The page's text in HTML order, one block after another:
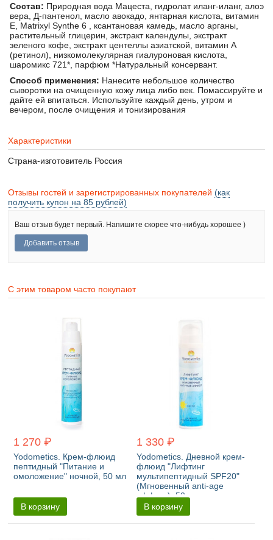
Состав: Природная вода Мацеста, гидролат иланг-иланг, алоэ
вера, Д-пантенол, масло авокадо, янтарная кислота, витамин
Е, Matrixyl Synthe 6 , ксантановая камедь, масло арганы,
растительный глицерин, экстракт календулы, экстракт
зеленого кофе, экстракт центеллы азиатской, витамин А
(ретинол), низкомолекулярная гиалуроновая кислота,
шаромикс 721*, парфюм *Натуральный консервант.
Способ применения: Нанесите небольшое количество
сыворотки на очищенную кожу лица либо век. Помассируйте и
дайте ей впитаться. Используйте каждый день, утром и
вечером, после очищения и тонизирования
Характеристики
Страна-изготовитель Россия
Отзывы гостей и зарегистрированных покупателей (как
получить купон на 85 рублей)
Ваш отзыв будет первый. Напишите скорее что-нибудь хорошее )
С этим товаром часто покупают
1 270 ₽
Yodometics. Крем-флюид
пептидный "Питание и
омоложение" ночной, 50 мл
В корзину
1 330 ₽
Yodometics. Дневной крем-
флюид "Лифтинг
мультипептидный SPF20"
(Мгновенный anti-age
эффект), 50 мл
В корзину